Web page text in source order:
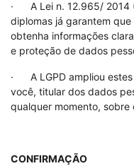
· A Lei n. 12.965/ 2014
diplomas já garantem
obtenha informações
e proteção de dados
· A LGPD ampliou estes
você, titular dos dados
qualquer momento, sobre
CONFIRMAÇÃO